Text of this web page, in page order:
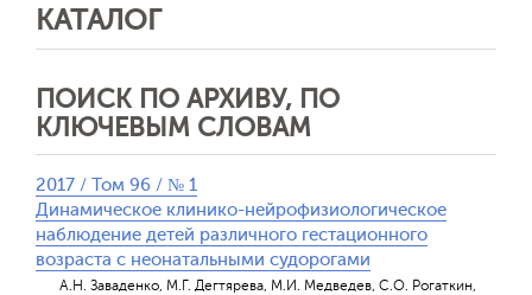
КАТАЛОГ
ПОИСК ПО АРХИВУ, ПО
КЛЮЧЕВЫМ СЛОВАМ
2017 / Том 96 / № 1
Динамическое клинико-нейрофизиологическое
наблюдение детей различного гестационного
возраста с неонатальными судорогами
А.Н. Заваденко, М.Г. Дегтярева, М.И. Медведев, С.О. Рогаткин,